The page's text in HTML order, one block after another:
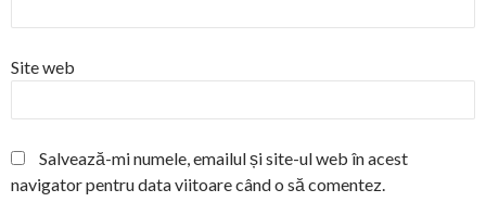
Site web
Salvează-mi numele, emailul și site-ul web în acest
navigator pentru data viitoare când o să comentez.